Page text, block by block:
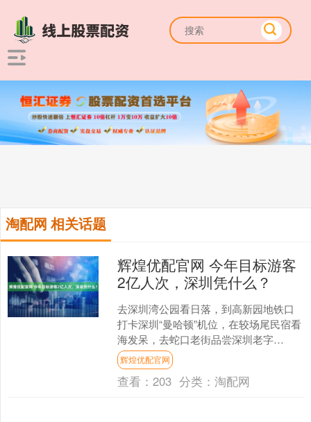
淘配网 相关话题
辉煌优配官网 今年目标游客
2亿人次，深圳凭什么？
去深圳湾公园看日落，到高新园地铁口
打卡深圳“曼哈顿”机位，在较场尾民宿看
海发呆，去蛇口老街品尝深圳老字
号……社交媒体上，越来越多网友分享
着深圳旅行攻略。 202....
辉煌优配官网
查看：203 分类：淘配网